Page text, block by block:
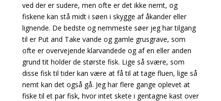
ved der er sudere, men ofte er det ikke nemt, og
fiskene kan stå midt i søen i skygge af åkander eller
lignende. De bedste og nemmeste søer jeg har tilgang
til er Put and Take vande og gamle grusgrave, som
ofte er overvejende klarvandede og af en eller anden
grund tit holder de største fisk. Lige så svære, som
disse fisk til tider kan være at få til at tage fluen, lige så
nemt kan det også gå. Jeg har flere gange oplevet at
fiske til et par fisk, hvor intet skete i gentagne kast over